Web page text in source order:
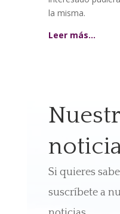
la misma.
Leer más…
Si quieres
suscríbete a